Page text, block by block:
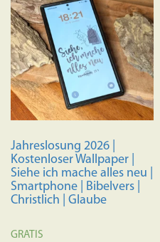
Jahreslosung 2026 |
Kostenloser Wallpaper |
Siehe ich mache alles neu |
Smartphone | Bibelvers |
Christlich | Glaube
GRATIS